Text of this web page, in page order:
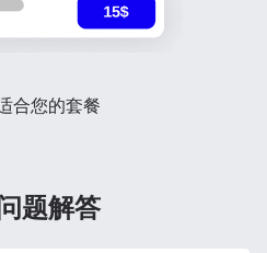
合您的套餐
题解答